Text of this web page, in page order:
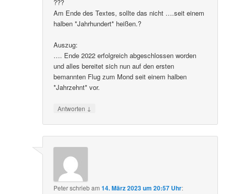
???
Am Ende des Textes, sollte das nicht ….seit einem
halben *Jahrhundert* heißen.?
Auszug:
…. Ende 2022 erfolgreich abgeschlossen worden
und alles bereitet sich nun auf den ersten
bemannten Flug zum Mond seit einem halben
*Jahrzehnt* vor.
Antworten ↓
Peterschriebam14. März 2023 um 20:57 Uhr: